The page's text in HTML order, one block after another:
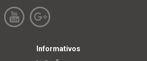
Informativos